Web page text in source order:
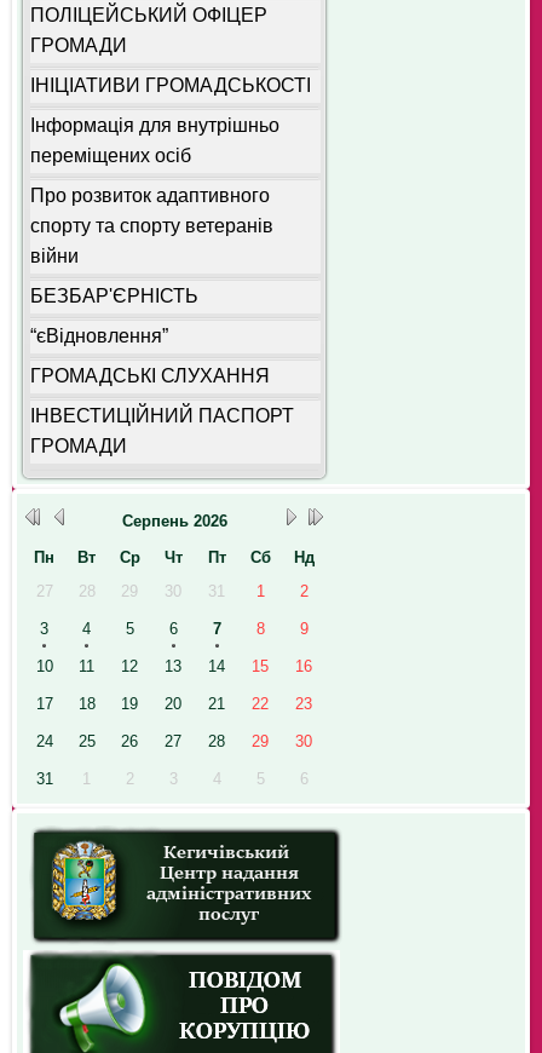
ПОЛІЦЕЙСЬКИЙ ОФІЦЕР
ГРОМАДИ
ІНІЦІАТИВИ ГРОМАДСЬКОСТІ
Інформація для внутрішньо
переміщених осіб
Про розвиток адаптивного
спорту та спорту ветеранів
війни
БЕЗБАР'ЄРНІСТЬ
“єВідновлення”
ГРОМАДСЬКІ СЛУХАННЯ
ІНВЕСТИЦІЙНИЙ ПАСПОРТ
ГРОМАДИ
Серпень 2026
Пн
Вт Ср Чт Пт Сб
Нд
27
28 29 30 31 1 2
3 4 5 6 7 8 9
10 11 12 13 14 15 16
17 18 19 20 21 22 23
24 25 26 27 28 29 30
31 1 2 3 4 5 6